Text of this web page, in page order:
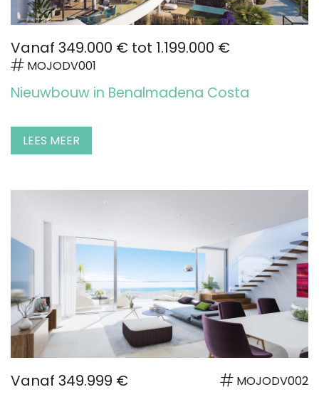
Vanaf 349.000 € tot 1.199.000 €
MOJODV001
Nieuwbouw in Benalmadena Costa
LEES MEER
Vanaf 349.999 € MOJODV002